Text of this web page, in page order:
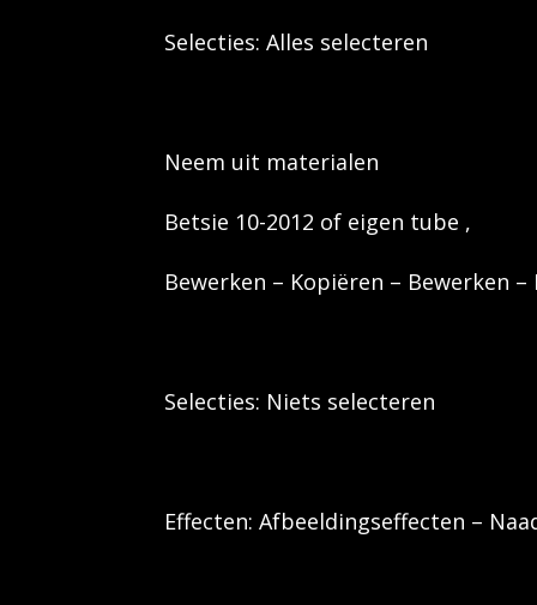
Selecties: Alles selecteren
Neem uit materialen
Betsie 10-2012 of eigen tube ,
Bewerken – Kopiëren – Bewerken
Selecties: Niets selecteren
Effecten: Afbeeldingseffecten –